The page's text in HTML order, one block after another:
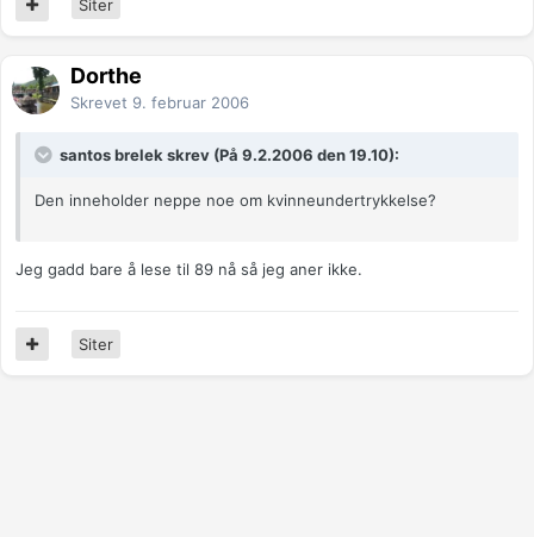
Siter
Dorthe
Skrevet 9. februar 2006
santos brelek skrev (På 9.2.2006 den 19.10):
Den inneholder neppe noe om kvinneundertrykkelse?
Jeg gadd bare å lese til 89 nå så jeg aner ikke.
Siter